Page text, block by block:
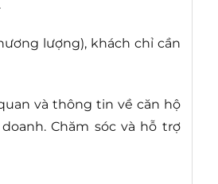
lượng), khách chỉ cần
và thông tin về căn hộ
Chăm sóc và hỗ trợ